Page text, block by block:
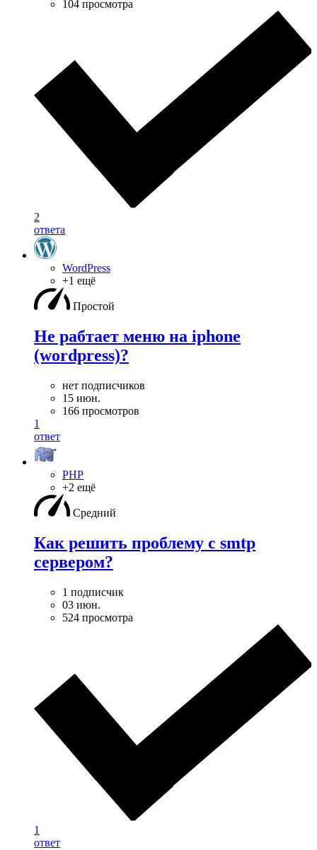
104 просмотра
2
ответа
WordPress
+1 ещё
Простой
Не рабтает меню на iphone
(wordpress)?
нет подписчиков
15 июн.
166 просмотров
1
ответ
PHP
+2 ещё
Средний
Как решить проблему с smtp
сервером?
1 подписчик
03 июн.
524 просмотра
1
ответ